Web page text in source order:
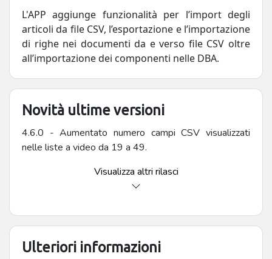
L'APP aggiunge funzionalità per l’import degli
articoli da file CSV, l’esportazione e l’importazione
di righe nei documenti da e verso file CSV oltre
all’importazione dei componenti nelle DBA.
Novità ultime versioni
4.6.0 - Aumentato numero campi CSV visualizzati
nelle liste a video da 19 a 49.
Visualizza altri rilasci
Ulteriori informazioni